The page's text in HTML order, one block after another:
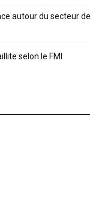
autour du secteur
selon le FMI